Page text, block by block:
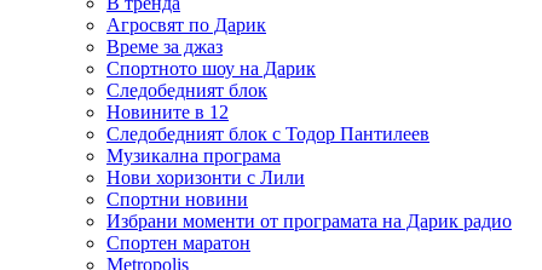
Агросвят по Дарик
Време за джаз
Спортното шоу на Дарик
Следобедният блок
Новините в 12
Следобедният блок с Тодор Пантилеев
Музикална програма
Нови хоризонти с Лили
Спортни новини
Избрани моменти от програмата на Дарик радио
Спортен маратон
Metropolis